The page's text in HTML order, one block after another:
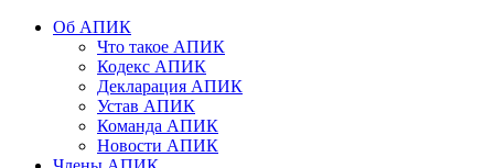
Об АПИК
Что такое АПИК
Кодекс АПИК
Декларация АПИК
Устав АПИК
Команда АПИК
Новости АПИК